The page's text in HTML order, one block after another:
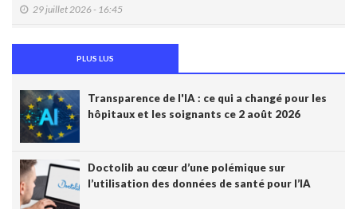
29 juillet 2026 - 16:45
DMG: une à deux plaintes par mois pour des accès non
autorisés (Ordre)
29 juillet 2026 - 14:49
IA et prévention : une nouvelle génération de check-up
médicaux arrive
24 juillet 2026 - 09:14
France: le Parlement interdit les réseaux sociaux aux moins
de 15 ans, première en Europe
21 juillet 2026 - 20:39
PLUS LUS
Transparence de l'IA : ce qui a changé pour les
hôpitaux et les soignants ce 2 août 2026
Doctolib au cœur d’une polémique sur
l’utilisation des données de santé pour l’IA